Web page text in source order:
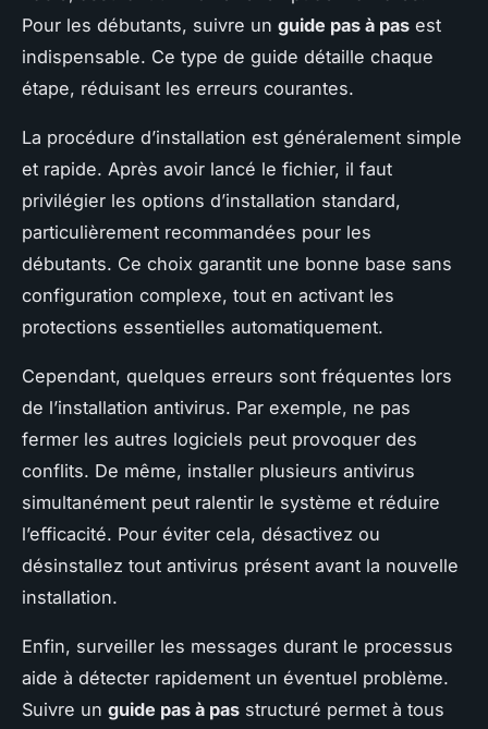
Pour les débutants, suivre un guide pas à pas est
indispensable. Ce type de guide détaille chaque
étape, réduisant les erreurs courantes.
La procédure d’installation est généralement simple
et rapide. Après avoir lancé le fichier, il faut
privilégier les options d’installation standard,
particulièrement recommandées pour les
débutants. Ce choix garantit une bonne base sans
configuration complexe, tout en activant les
protections essentielles automatiquement.
Cependant, quelques erreurs sont fréquentes lors
de l’installation antivirus. Par exemple, ne pas
fermer les autres logiciels peut provoquer des
conflits. De même, installer plusieurs antivirus
simultanément peut ralentir le système et réduire
l’efficacité. Pour éviter cela, désactivez ou
désinstallez tout antivirus présent avant la nouvelle
installation.
Enfin, surveiller les messages durant le processus
aide à détecter rapidement un éventuel problème.
Suivre un guide pas à pas structuré permet à tous